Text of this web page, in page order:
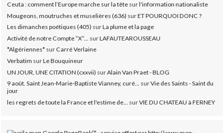
Ceuta : comment l’Europe marche sur la tête surl'information nationaliste
Mougeons, moutruches et muselières (636) surET POURQUOI DONC ?
Les dimanches poétiques (405) surLa plume et la page
Activité de notre Compte ”X”...
surLAFAUTEAROUSSEAU
*Algériennes* surCarré Verlaine
Verbatim surLe Bouquineur
UN JOUR, UNE CITATION (cxxvii) surAlain Van Praet - BLOG
9 août. Saint Jean-Marie-Baptiste Vianney, curé... surVie des Saints - Saint du
jour
les regrets de toute la France et l'estime de...
surVIE DU CHATEAU à FERNEY